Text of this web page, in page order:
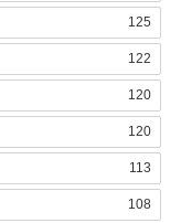
125
122
120
120
113
108